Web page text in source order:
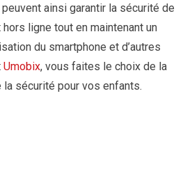
ainsi garantir la sécurité de
ligne tout en maintenant un
du smartphone et d’autres
Umobix, vous faites le choix de la
la sécurité pour vos enfants.